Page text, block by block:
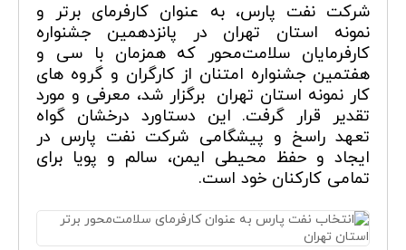
شرکت نفت پارس، به عنوان کارفرمای برتر و
نمونه استان تهران در پانزدهمین جشنواره
کارفرمایان سلامت‌محور که همزمان با سی و
هفتمین جشنواره امتنان از کارگران و گروه های
کار نمونه استان تهران برگزار شد، معرفی و مورد
تقدیر قرار گرفت. این دستاورد درخشان گواه
تعهد راسخ و پیشگامی شرکت نفت پارس در
ایجاد و حفظ محیطی ایمن، سالم و پویا برای
تمامی کارکنان خود است.